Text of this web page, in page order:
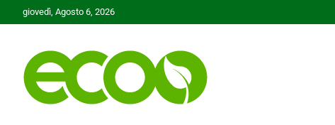
to
giovedì, Agosto 6, 2026